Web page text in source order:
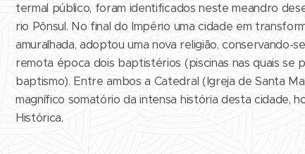
termal público, foram identificados neste meandro
rio Pônsul. No final do Império uma cidade em
amuralhada, adoptou uma nova religião, conservando-
remota época dois baptistérios (piscinas nas quais se
baptismo). Entre ambos a Catedral (Igreja de Santa
magnífico somatório da intensa história desta cidade,
Histórica.